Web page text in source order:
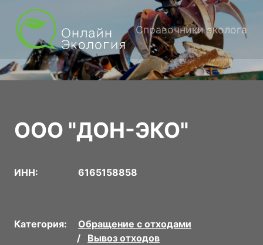
Справочники эколога
ООО "ДОН-ЭКО"
ИНН: 6165158858
Категория:
Обращение с отходами
Вывоз отходов